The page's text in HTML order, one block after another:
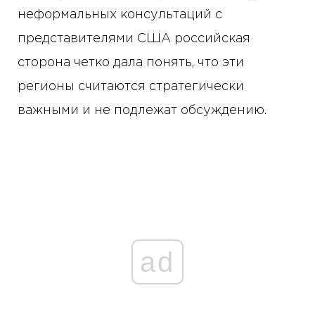
неформальных консультаций с
представителями США российская
сторона четко дала понять, что эти
регионы считаются стратегически
важными и не подлежат обсуждению.
ad